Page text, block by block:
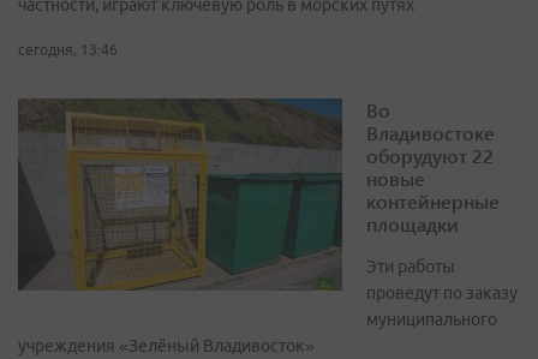
частности, играют ключевую роль в морских путях
сегодня, 13:46
Во
Владивостоке
оборудуют 22
новые
контейнерные
площадки
Эти работы
проведут по заказу
муниципального
учреждения «Зелёный Владивосток»